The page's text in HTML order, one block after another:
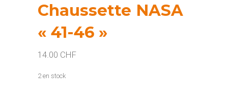
Chaussette NASA
« 41-46 »
14.00 CHF
2 en stock